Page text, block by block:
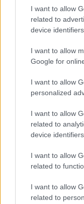
I want to allow
related to
device
I want to allow
Google for
I want to allow
personalized
I want to allow
related to
device
I want to allow
related to
I want to allow
related to
Kuvat: Aura